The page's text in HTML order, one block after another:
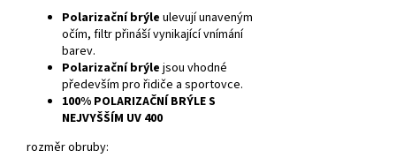
Polarizační brýle ulevují unaveným
očím, filtr přináší vynikající vnímání
barev.
Polarizační brýle jsou vhodné
především pro řidiče a sportovce.
100% POLARIZAČNÍ BRÝLE S
NEJVYŠŠÍM UV 400
rozměr obruby: